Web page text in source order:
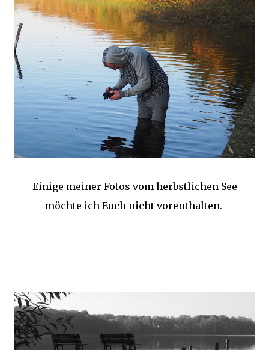
Einige meiner Fotos vom herbstlichen See
möchte ich Euch nicht vorenthalten.